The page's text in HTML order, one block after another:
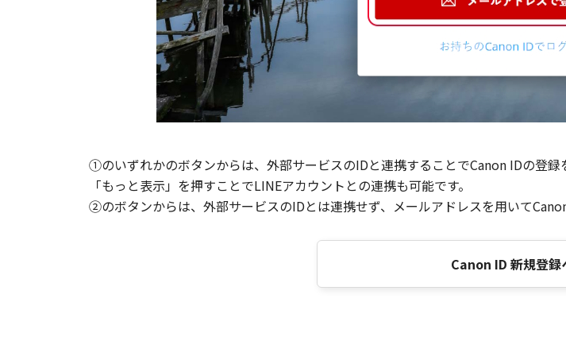
①のいずれかのボタンからは、外部サービスのIDと連携することでCanon IDの登録
「もっと表示」を押すことでLINEアカウントとの連携も可能です。
②のボタンからは、外部サービスのIDとは連携せず、メールアドレスを用いて
Canon ID 新規登録